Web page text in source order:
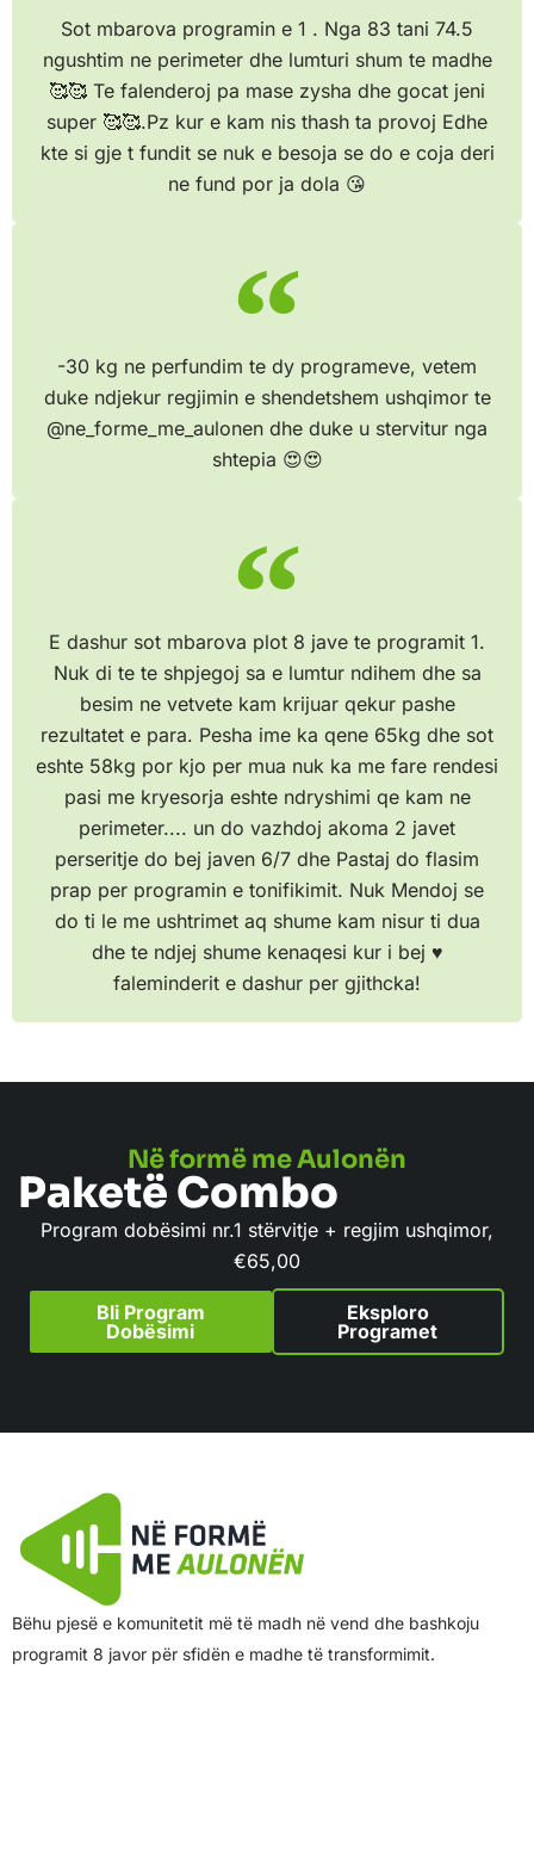
Sot mbarova programin e 1 . Nga 83 tani 74.5
ngushtim ne perimeter dhe lumturi shum te madhe
🥰🥰 Te falenderoj pa mase zysha dhe gocat jeni
super 🥰🥰.Pz kur e kam nis thash ta provoj Edhe
kte si gje t fundit se nuk e besoja se do e coja deri
ne fund por ja dola 😘
-30 kg ne perfundim te dy programeve, vetem
duke ndjekur regjimin e shendetshem ushqimor te
@ne_forme_me_aulonen dhe duke u stervitur nga
shtepia 😍😍
E dashur sot mbarova plot 8 jave te programit 1.
Nuk di te te shpjegoj sa e lumtur ndihem dhe sa
besim ne vetvete kam krijuar qekur pashe
rezultatet e para. Pesha ime ka qene 65kg dhe sot
eshte 58kg por kjo per mua nuk ka me fare rendesi
pasi me kryesorja eshte ndryshimi qe kam ne
perimeter.... un do vazhdoj akoma 2 javet
perseritje do bej javen 6/7 dhe Pastaj do flasim
prap per programin e tonifikimit. Nuk Mendoj se
do ti le me ushtrimet aq shume kam nisur ti dua
dhe te ndjej shume kenaqesi kur i bej ♥️
faleminderit e dashur per gjithcka!
Në formë me Aulonën
Paketë Combo
Program dobësimi nr.1 stërvitje + regjim ushqimor,
€65,00
Bli Program
Dobësimi
Eksploro
Programet
Bëhu pjesë e komunitetit më të madh në vend dhe bashkoju
programit 8 javor për sfidën e madhe të transformimit.